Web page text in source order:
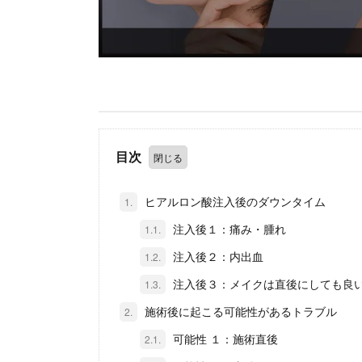
目次
1. ヒアルロン酸注入後のダウンタイム
1.1. 注入後１：痛み・腫れ
1.2. 注入後２：内出血
1.3. 注入後３：メイクは直後にしても良
2. 施術後に起こる可能性があるトラブル
2.1. 可能性 １：施術直後